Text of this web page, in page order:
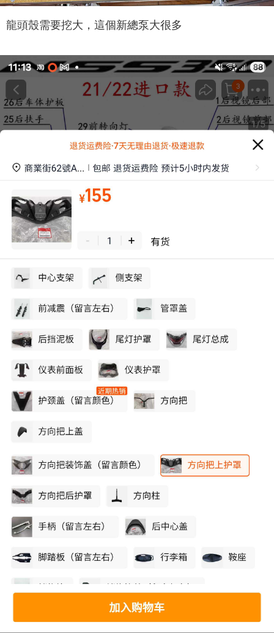
龍頭殼需要挖大，這個新總泵大很多